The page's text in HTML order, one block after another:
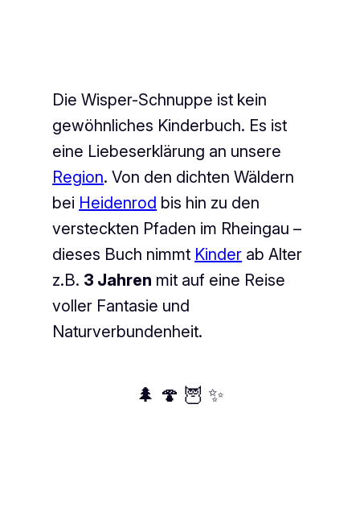
Die Wisper-Schnuppe ist kein
gewöhnliches Kinderbuch. Es ist
eine Liebeserklärung an unsere
Region. Von den dichten Wäldern
bei Heidenrod bis hin zu den
versteckten Pfaden im Rheingau –
dieses Buch nimmt Kinder ab Alter
z.B. 3 Jahren mit auf eine Reise
voller Fantasie und
Naturverbundenheit.
🌲 🍄 🦉 ✨